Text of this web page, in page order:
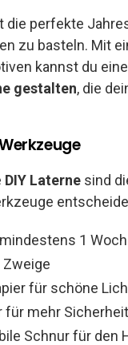
die perfekte
zu basteln. Mit
kannst du
gestalten, die
DIY Laterne sind
1
Zweige
für schöne
für mehr Sicherheit
Schnur für den